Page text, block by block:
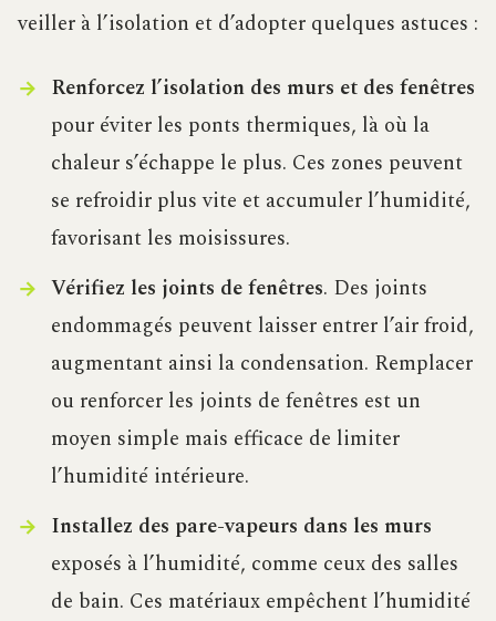
veiller à l’isolation et d’adopter quelques astuces :
Renforcez l’isolation des murs et des fenêtres
pour éviter les ponts thermiques, là où la
chaleur s’échappe le plus. Ces zones peuvent
se refroidir plus vite et accumuler l’humidité,
favorisant les moisissures.
Vérifiez les joints de fenêtres. Des joints
endommagés peuvent laisser entrer l’air froid,
augmentant ainsi la condensation. Remplacer
ou renforcer les joints de fenêtres est un
moyen simple mais efficace de limiter
l’humidité intérieure.
Installez des pare-vapeurs dans les murs
exposés à l’humidité, comme ceux des salles
de bain. Ces matériaux empêchent l’humidité